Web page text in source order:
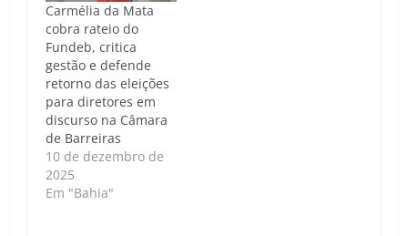
Carmélia da Mata
cobra rateio do
Fundeb, critica
gestão e defende
retorno das eleições
para diretores em
discurso na Câmara
de Barreiras
10 de dezembro de
2025
Em "Bahia"